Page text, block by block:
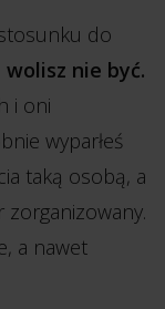
do
nie być.
i oni
wyparłeś
taką osobą, a
a nawet